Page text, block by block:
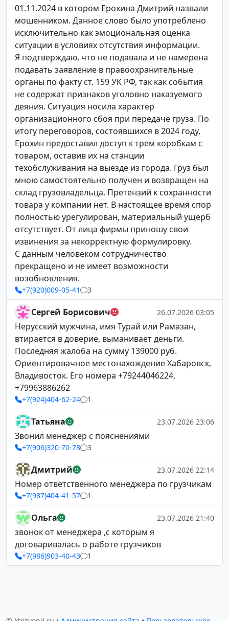
01.11.2024 в котором Ерохина Дмитрий назвали
мошенником. Данное слово было употреблено
исключительно как эмоциональная оценка
ситуации в условиях отсутствия информации.
Я подтверждаю, что не подавала и не намерена
подавать заявление в правоохранительные
органы по факту ст. 159 УК РФ, так как события
не содержат признаков уголовно наказуемого
деяния. Ситуация носила характер
организационного сбоя при передаче груза. По
итогу переговоров, состоявшихся в 2024 году,
Ерохин предоставил доступ к трем коробкам с
товаром, оставив их на станции
техобслуживания на выезде из города. Груз был
мною самостоятельно получен и возвращен на
склад грузовладельца. Претензий к сохранности
товара у компании нет. В настоящее время спор
полностью урегулирован, материальный ущерб
отсутствует. От лица фирмы приношу свои
извинения за некорректную формулировку.
С данным человеком сотрудничество
прекращено и не имеет возможности
возобновления.
+7(920)009-05-41 3
Сергей Борисович 26.07.2026 03:05
Нерусский мужчина, имя Турай или Рамазан,
втирается в доверие, выманивает деньги.
Последняя жалоба на сумму 139000 руб.
Ориентировачное местонахождение Хабаровск,
Владивосток. Его номера +79244046224,
+79963886262
+7(924)404-62-24 1
Татьяна 23.07.2026 23:06
Звонил менеджер с пояснениями
+7(906)320-70-78 3
Дмитрий 23.07.2026 22:14
Номер ответственного менеджера по грузчикам
+7(987)404-41-57 1
Ольга 23.07.2026 21:40
звонок от менеджера ,с которым я
договаривалась о работе грузчиков
+7(986)903-40-43 1